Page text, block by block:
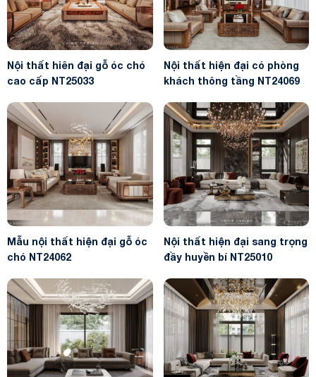
Nội thất hiên đại gỗ óc chó
cao cấp NT25033
Nội thất hiện đại có phòng
khách thông tầng NT24069
Mẫu nội thất hiện đại gỗ óc
chó NT24062
Nội thất hiện đại sang trọng
đầy huyền bí NT25010